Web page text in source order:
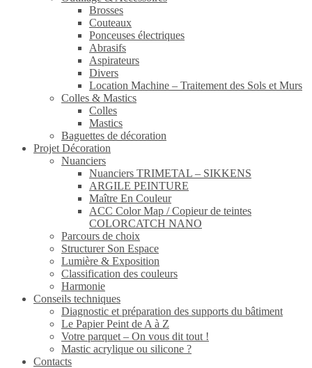
Brosses
Couteaux
Ponceuses électriques
Abrasifs
Aspirateurs
Divers
Location Machine – Traitement des Sols et Murs
Colles & Mastics
Colles
Mastics
Baguettes de décoration
Projet Décoration
Nuanciers
Nuanciers TRIMETAL – SIKKENS
ARGILE PEINTURE
Maître En Couleur
ACC Color Map / Copieur de teintes
COLORCATCH NANO
Parcours de choix
Structurer Son Espace
Lumière & Exposition
Classification des couleurs
Harmonie
Conseils techniques
Diagnostic et préparation des supports du bâtiment
Le Papier Peint de A à Z
Votre parquet – On vous dit tout !
Mastic acrylique ou silicone ?
Contacts